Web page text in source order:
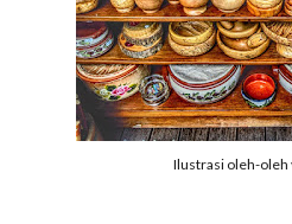
Ilustrasi oleh-oleh